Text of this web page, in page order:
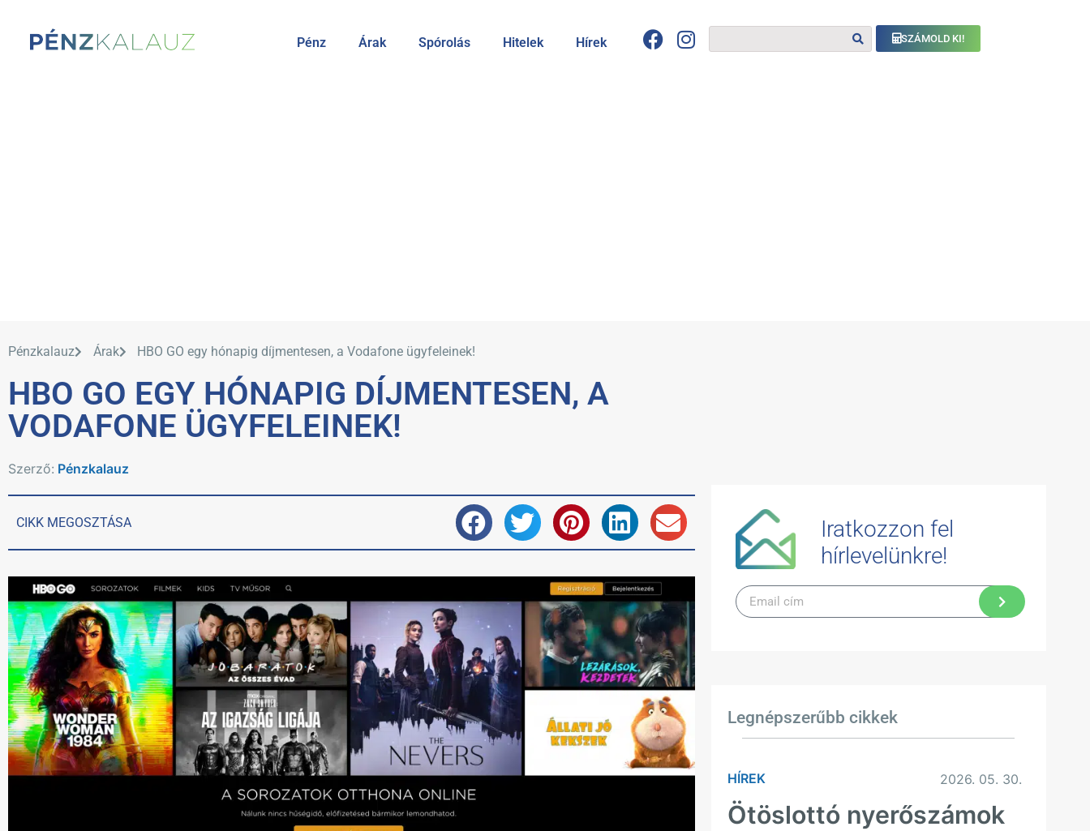
Pénz Árak Spórolás Hitelek Hírek SZÁMOLD KI!
Pénzkalauz Árak HBO GO egy hónapig díjmentesen, a Vodafone ügyfeleinek!
HBO GO EGY HÓNAPIG DÍJMENTESEN, A
VODAFONE ÜGYFELEINEK!
Szerző: Pénzkalauz
CIKK MEGOSZTÁSA
Iratkozzon fel
hírlevelünkre!
Legnépszerűbb cikkek
HÍREK 2026. 05. 30.
Ötöslottó nyerőszámok